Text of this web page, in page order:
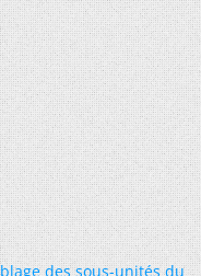
des sous-unités du